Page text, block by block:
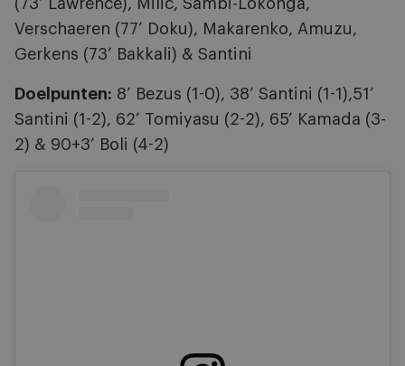
(73’ Lawrence), Milic, Sambi-Lokonga,
Verschaeren (77’ Doku), Makarenko, Amuzu,
Gerkens (73’ Bakkali) & Santini
Doelpunten: 8’ Bezus (1-0), 38’ Santini (1-1),51’
Santini (1-2), 62’ Tomiyasu (2-2), 65’ Kamada (3-
2) & 90+3’ Boli (4-2)